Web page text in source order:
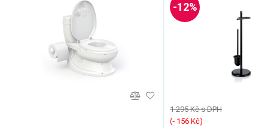
-12%
1 295 Kč s DPH
(‐ 156 Kč)